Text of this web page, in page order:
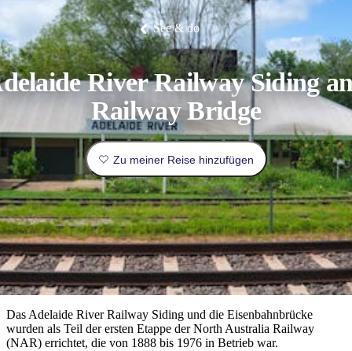
Die
beliebtesten
Orte
Outback
und
outdoor
Nach
Region
erkunden
Nationalpark
Park
Tiwi-
Inseln
East
Arnhem
Land
Mataranka
Nitmiluk-
Nationalpark
Karlu
Karlu
/
Devils
Marbles
Maguk
Tjorita
West-
MacDonnell-
Nationalpark
Aktivitäten
Erlebnisse
Reisetyp
Top
10
Listen
Glamping
Luxuserlebnisse
Gaumenfreuden
Geschichte
und
Erbe
Festivals
und
Veranstaltungen
Angeln
Reiseplanung
Planen
&
Buchen
Praktische
Infos
Planungstools
Suche:
See & do
River Railway Siding
Railway Bridge
Zu meiner Reise hinzufügen
Das Adelaide River Railway Siding und die Eisenbahnbrücke
wurden als Teil der ersten Etappe der North Australia Railway
(NAR) errichtet, die von 1888 bis 1976 in Betrieb war.